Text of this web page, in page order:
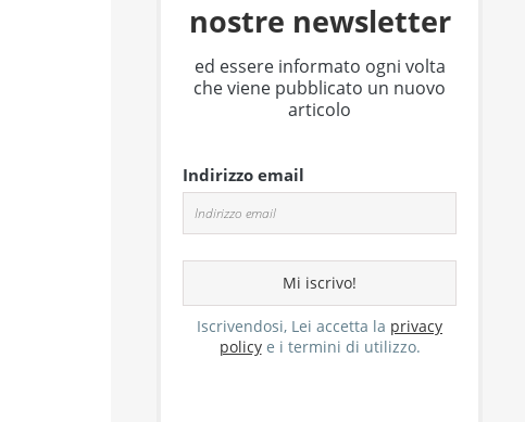
nostre newsletter
ed essere informato ogni volta
che viene pubblicato un nuovo
articolo
Indirizzo email
Iscrivendosi, Lei accetta la privacy
policye i termini di utilizzo.